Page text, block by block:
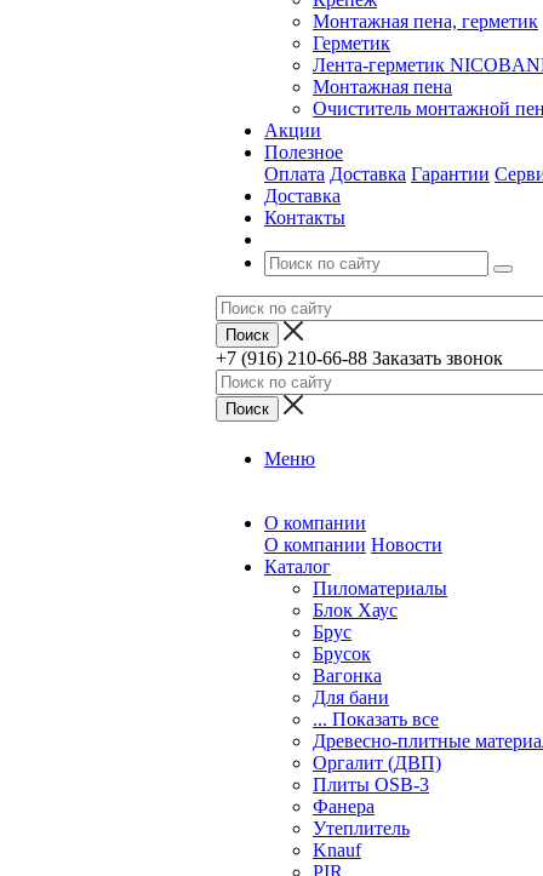
Монтажная пена, герметик
Герметик
Лента-герметик
Монтажная пена
Очиститель монтажной
Акции
Полезное
Оплата Доставка Гарантии
Доставка
Контакты
+7 (916) 210-66-88 Заказать звонок
Меню
О компании
О компании Новости
Каталог
Пиломатериалы
Блок Хаус
Брус
Брусок
Вагонка
Для бани
... Показать все
Древесно-плитные
Оргалит (ДВП)
Плиты OSB-3
Фанера
Утеплитель
Knauf
PIR